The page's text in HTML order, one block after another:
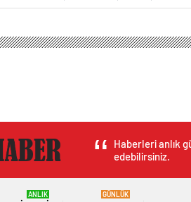
Haberleri anlık
edebilirsiniz.
ANLIK GÜNLÜK